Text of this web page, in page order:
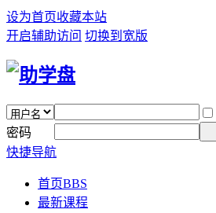
设为首页收藏本站
开启辅助访问 切换到宽版
密码
快捷导航
首页BBS
最新课程